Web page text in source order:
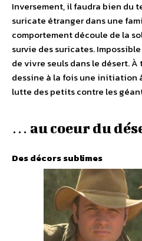
Inversement, il faudra bien du
suricate étranger dans une
comportement découle de la
survie des suricates.
de vivre seuls dans le désert. À
dessine à la fois une initiation
lutte des petits contre les
… au coeur du
Des décors sublimes